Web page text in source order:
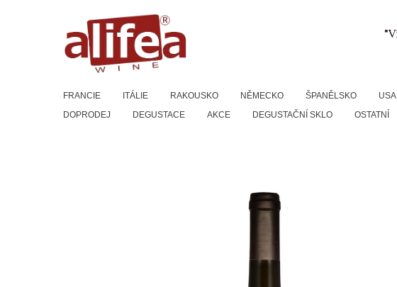
FRANCIE ITÁLIE RAKOUSKO NĚMECKO ŠPANĚLSKO USA
DOPRODEJ
DEGUSTACE AKCE DEGUSTAČNÍ SKLO OSTATNÍ